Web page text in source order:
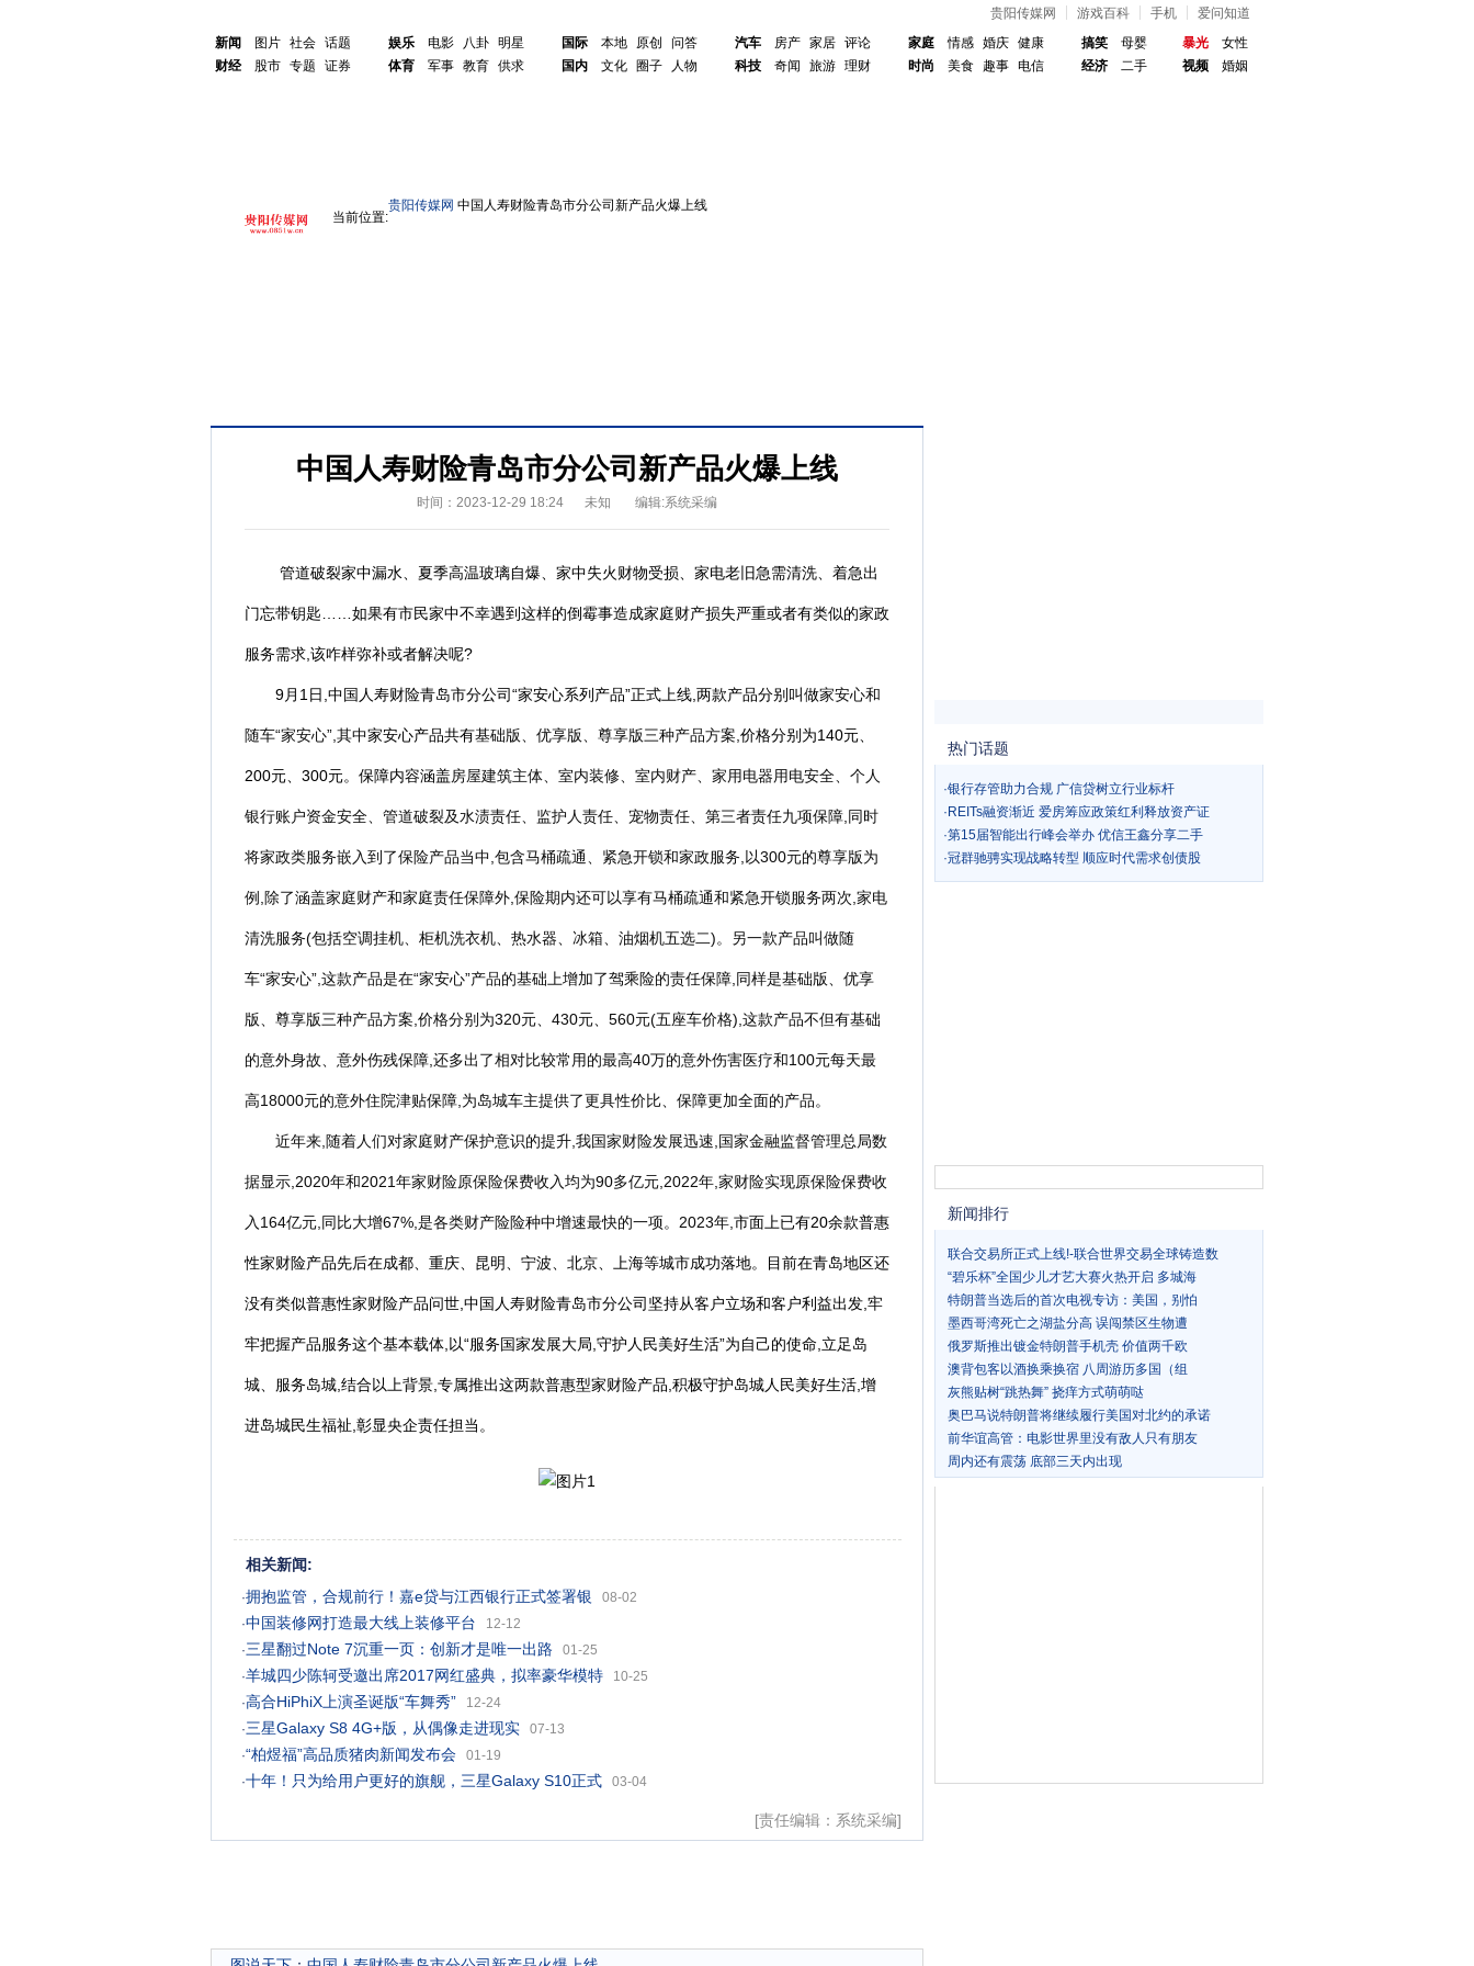
贵阳传媒网 游戏百科 手机
爱问知道
新闻
图片 社会 话题
财经
股市 专题 证券
娱乐 电影 八卦 明星
体育
军事 教育 供求
国际 本地 原创
问答
国内
文化 圈子 人物
汽车 房产 家居 评论
科技
奇闻 旅游 理财
家庭 情感 婚庆 健康
时尚
美食 趣事 电信
搞笑
母婴
经济
二手
暴光
女性
视频
婚姻
当前位置:
贵阳传媒网 中国人寿财险青岛市分公司新产品火爆上线
中国人寿财险青岛市分公司新产品火爆上线
时间：2023-12-29 18:24 未知 编辑:系统采编
管道破裂家中漏水、夏季高温玻璃自爆、家中失火财物受损、家电老旧急需清洗、着急出
门忘带钥匙……如果有市民家中不幸遇到这样的倒霉事造成家庭财产损失严重或者有类似的家政
服务需求,该咋样弥补或者解决呢?
9月1日,中国人寿财险青岛市分公司“家安心系列产品”正式上线,两款产品分别叫做家安心和
随车“家安心”,其中家安心产品共有基础版、优享版、尊享版三种产品方案, 价格分别为140元、
200元、300元。保障内容涵盖房屋建筑主体、室内装修、室内财产、家用电器用电安全、个人
银行账户资金安全、管道破裂及水渍责任、监护人责任、宠物责任、第三者责任九项保障,同时
将家政类服务嵌入到了保险产品当中,包含马桶疏通、紧急开锁和家政服务,以300元的尊享版为
例,除了涵盖家庭财产和家庭责任保障外,保险期内还可以享有马桶疏通和紧急开锁服务两次,家电
清洗服务(包括空调挂机、柜机洗衣机、热水器、冰箱、油烟机五选二)。另一款产品叫做随
车“家安心”,这款产品是在“家安心”产品的基础上增加了驾乘险的责任保障,同样是基础版、优享
版、尊享版三种产品方案,价格分别为320元、430元、560元(五座车价格),这款产品不但有基础
的意外身故、意外伤残保障,还多出了相对比较常用的最高40万的意外伤害医疗和100元每天最
高18000元的意外住院津贴保障,为岛城车主提供了更具性价比、保障更加全面的产品。
近年来,随着人们对家庭财产保护意识的提升,我国家财险发展迅速,国家金融监督管理总局数
据显示,2020年和2021年家财险原保险保费收入均为90多亿元,2022年,家财险实现原保险保费收
入164亿元,同比大增67%,是各类财产险险种中增速最快的一项。2023年, 市面上已有20余款普惠
性家财险产品先后在成都、重庆、昆明、宁波、北京、上海等城市成功落地。目前在青岛地区还
没有类似普惠性家财险产品问世,中国人寿财险青岛市分公司坚持从客户立场和客户利益出发,牢
牢把握产品服务这个基本载体,以“服务国家发展大局,守护人民美好生活”为自己的使命,立足岛
城、服务岛城,结合以上背景,专属推出这两款普惠型家财险产品,积极守护岛城人民美好生活,增
进岛城民生福祉,彰显央企责任担当。
相关新闻:
·拥抱监管，合规前行！嘉e贷与江西银行正式签署银
08-02
·中国装修网打造最大线上装修平台
12-12
·三星翻过Note 7沉重一页：创新才是唯一出路
01-25
·羊城四少陈轲受邀出席2017网红盛典，拟率豪华模特
10-25
·高合HiPhiX上演圣诞版“车舞秀”
12-24
·三星Galaxy S8 4G+版，从偶像走进现实
07-13
·“柏煜福”高品质猪肉新闻发布会
01-19
·十年！只为给用户更好的旗舰，三星Galaxy S10正式 03-04
[责任编辑：系统采编]
热门话题
·银行存管助力合规 广信贷树立行业标杆
· REITs融资渐近 爱房筹应政策红利释放资产证
·第15届智能出行峰会举办 优信王鑫分享二手
·冠群驰骋实现战略转型 顺应时代需求创债股
新闻排行
联合交易所正式上线!-联合世界交易全球铸造数
“碧乐杯”全国少儿才艺大赛火热开启 多城海
特朗普当选后的首次电视专访：美国，别怕
墨西哥湾死亡之湖盐分高 误闯禁区生物遭
俄罗斯推出镀金特朗普手机壳 价值两千欧
澳背包客以酒换乘换宿 八周游历多国（组
灰熊贴树“跳热舞” 挠痒方式萌萌哒
奥巴马说特朗普将继续履行美国对北约的承诺
前华谊高管：电影世界里没有敌人只有朋友
周内还有震荡 底部三天内出现